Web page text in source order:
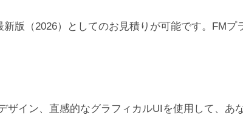
249
版（2026）としてのお見積りが可能です。FM
イン、直感的なグラフィカルUIを使用して、あ